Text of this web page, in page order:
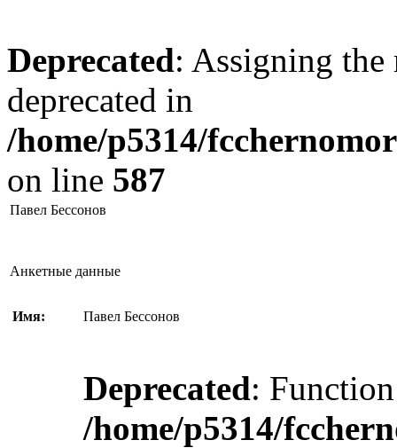
Deprecated: Assigning the
deprecated in
/home/p5314/
on line 587
Павел Бессонов
Анкетные данные
Имя: Павел Бессонов
Deprecated:
/home/p5314/